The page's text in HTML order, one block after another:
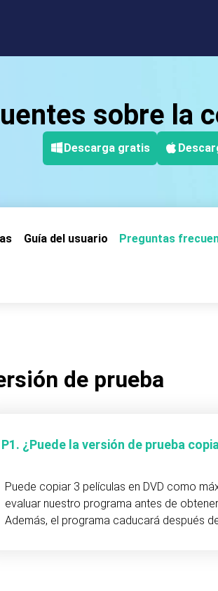
sobre la
Descarga gratis
Guía del usuario Preguntas
de prueba
P1. ¿Puede la versión de prueba
Puede copiar 3 películas en DVD como
evaluar nuestro programa antes de
Además, el programa caducará después